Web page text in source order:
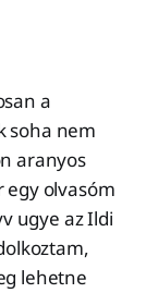
a
soha nem
aranyos
egy olvasóm
ugye az Ildi
lehetne